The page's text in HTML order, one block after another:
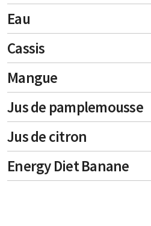
Eau
Cassis
Mangue
Jus de pamplemousse
Jus de citron
Energy Diet Banane